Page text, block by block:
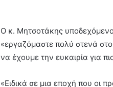
Ο κ. Μητσοτάκης
«εργαζόμαστε πολύ στενά στο
να έχουμε την ευκαιρία για
«Ειδικά σε μια εποχή που οι